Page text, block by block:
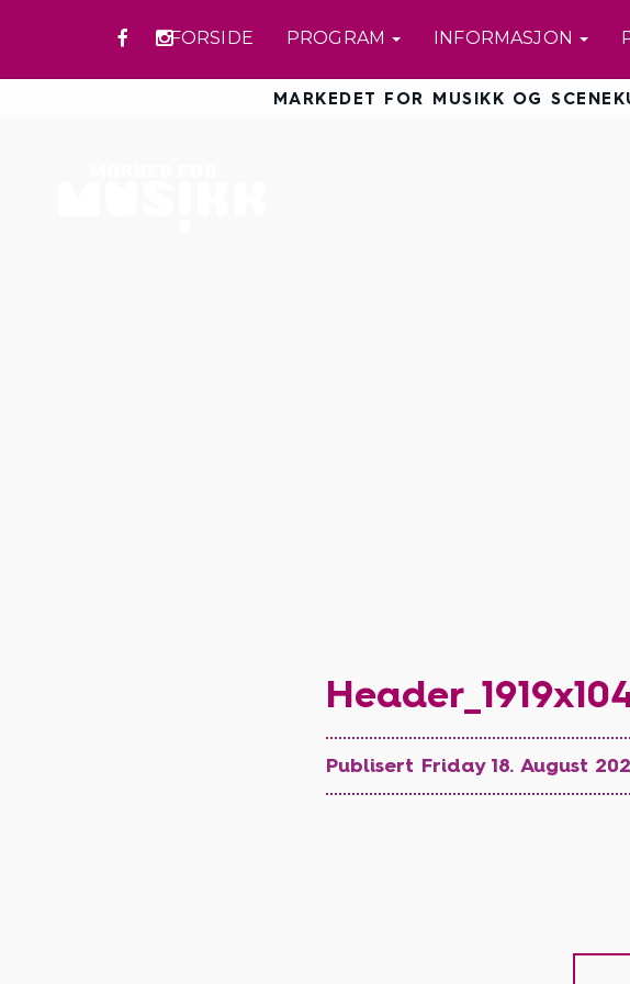
FORSIDE PROGRAM INFORMASJON
MARKEDET FOR MUSIKK OG
Publisert Friday 18. August